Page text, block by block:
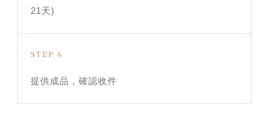
21天)
STEP 6
提供成品，確認收件